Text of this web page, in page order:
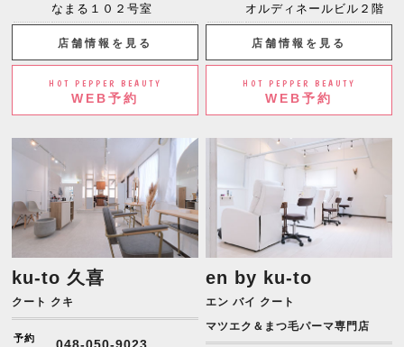
なまる１０２号室
店舗情報を見る
HOT PEPPER BEAUTY
WEB予約
オルディネールビル２階
店舗情報を見る
HOT PEPPER BEAUTY
WEB予約
ku-to 久喜
クート クキ
予約
048-050-9023
en by ku-to
エン バイ クート
マツエク＆まつ毛パーマ専門店